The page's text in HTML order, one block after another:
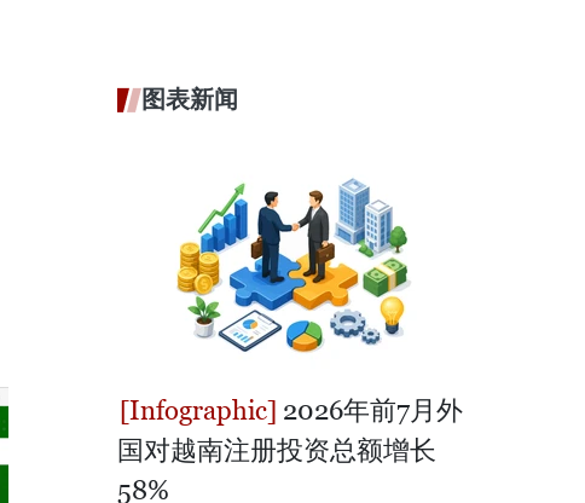
图表新闻
2026年前7月外
国对越南注册投资总额增长
58%